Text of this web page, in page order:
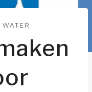
WATER